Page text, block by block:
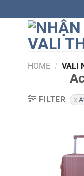
to
HOME / VALI
FILTER